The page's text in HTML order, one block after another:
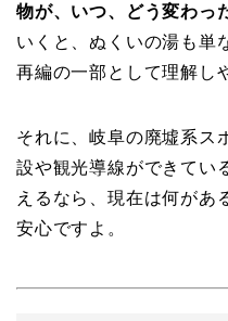
物が、いつ、どう変わっ
いくと、ぬくいの湯も単
再編の一部として理解し
それに、岐阜の廃墟系ス
設や観光導線ができてい
えるなら、現在は何があ
安心ですよ。